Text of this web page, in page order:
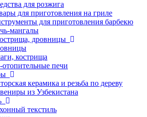
для розжига
для приготовления на гриле
для приготовления барбекю
мангалы
дровницы
кострища
печи
керамика и резьба по дереву
из Узбекистана
текстиль